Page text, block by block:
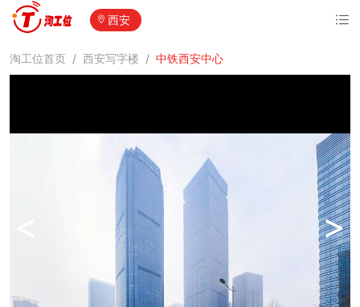
西安
淘工位首页 / 西安写字楼 / 中铁西安中心
>